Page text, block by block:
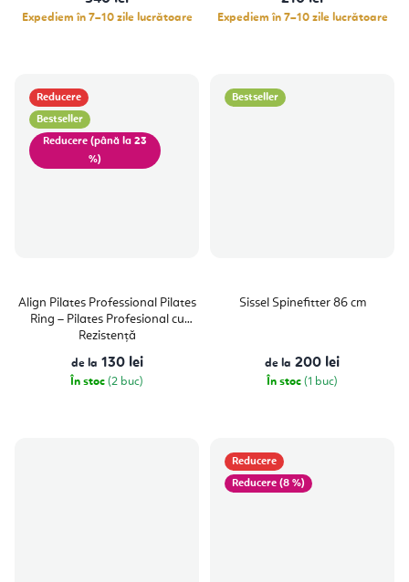
Expediem în 7–10 zile lucrătoare Expediem în 7–10 zile lucrătoare
Reducere
Bestseller
(până la 23
%)
Align Pilates Professional Pilates
Ring – Pilates Profesional cu
Rezistență
de la 130 lei
În stoc (2 buc)
Bestseller
Sissel Spinefitter 86 cm
de la 200 lei
În stoc (1 buc)
Reducere
(8 %)